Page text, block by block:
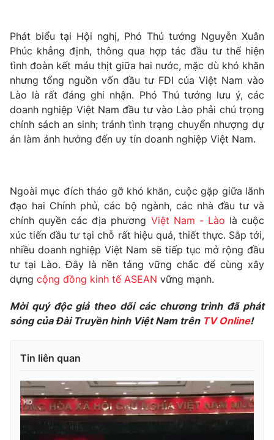
Thị trường 24h Tấm lòng Việt
VTV4 Vươn mình bằng AI
VTV9 VTV8
THỜI BÁO VTV
Theo dõi báo trên
Cơ quan chủ quản:Đài Truyền hình Việt Nam
Giấy phép hoạt động báo in và báo điện tử số 483/GP-BTTTT
cấp ngày 29/12/2023
Tổng Biên tập:Vũ Thanh Thủy
Phó Tổng Biên tập:Nguyễn Thị Mỹ Hạnh, Phạm Quốc Thắng,
Nguyễn Trọng Ninh
Tổng đài VTV: 024.38 355 931 - 024.38 355 932
Phát biểu tại Hội nghị, Phó Thủ tướng Nguyễn Xuân
Phúc khẳng định, thông qua hợp tác đầu tư thể hiện
tình đoàn kết máu thịt giữa hai nước, mặc dù khó khăn
nhưng tổng nguồn vốn đầu tư FDI của Việt Nam vào
Lào là rất đáng ghi nhận. Phó Thú tướng lưu ý, các
doanh nghiệp Việt Nam đầu tư vào Lào phải chú trọng
chính sách an sinh; tránh tình trạng chuyển nhượng dự
án làm ảnh hưởng đến uy tín doanh nghiệp Việt Nam.
Ngoài mục đích tháo gỡ khó khăn, cuộc gặp giữa lãnh
đạo hai Chính phủ, các bộ ngành, các nhà đầu tư và
chính quyền các địa phương Việt Nam - Lào là cuộc
xúc tiến đầu tư tại chỗ rất hiệu quả, thiết thực. Sắp tới,
nhiều doanh nghiệp Việt Nam sẽ tiếp tục mở rộng đầu
tư tại Lào. Đây là nền tảng vững chắc để cùng xây
dựng cộng đồng kinh tế ASEAN vững mạnh.
Mời quý độc giả theo dõi các chương trình đã phát
sóng của Đài Truyền hình Việt Nam trên TV Online!
Tin liên quan